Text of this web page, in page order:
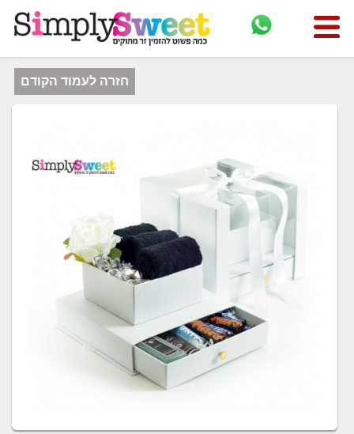
חזרה לעמוד הקודם